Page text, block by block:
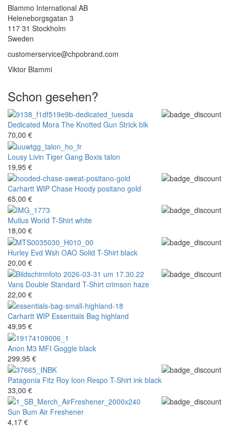
Blammo International AB
Heleneborgsgatan 3
117 31 Stockholm
Sweden
customerservice@chpobrand.com
Viktor Blammi
Schon gesehen?
Dedicated Mora The Knotted Gun Strick blk
70,00 €
Lousy Livin Tiger Gang Boxis talon
19,95 €
Carhartt WIP Chase Hoody positano gold
65,00 €
Mullus World T-Shirt white
18,00 €
Hurley Evd Wsh OAO Solid T-Shirt black
20,00 €
Vans Double Standard T-Shirt crimson haze
22,00 €
Carhartt WIP Essentials Bag highland
49,95 €
Anon M3 MFI Goggle black
299,95 €
Patagonia Fitz Roy Icon Respo T-Shirt ink black
33,00 €
Sun Bum Air Freshener
4,17 €